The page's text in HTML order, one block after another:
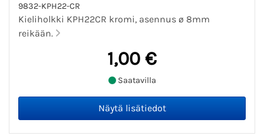
9832-KPH22-CR
Kieliholkki KPH22CR kromi, asennus ø 8mm
reikään.
1,00 €
Saatavilla